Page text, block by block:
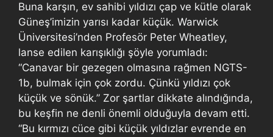
Buna karşın, ev sahibi yıldızı çap ve kütle olarak
Güneş’imizin yarısı kadar küçük. Warwick
Üniversitesi’nden Profesör Peter Wheatley,
lanse edilen karışıklığı şöyle yorumladı:
“Canavar bir gezegen olmasına rağmen NGTS-
1b, bulmak için çok zordu. Çünkü yıldızı çok
küçük ve sönük.” Zor şartlar dikkate alındığında,
bu keşfin ne denli önemli olduğuyla devam etti.
“Bu kırmızı cüce gibi küçük yıldızlar evrende en